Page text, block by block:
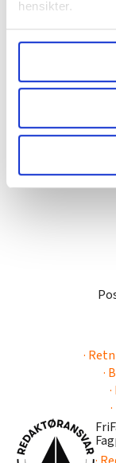
hensikter.
Undermer info
data behandles
brukes. Du kan
samtykke fra
LO Medias
og fontene.no
lære hvordan
relevant innhold,
nettstedet med
innenfor
oversikten
·
·